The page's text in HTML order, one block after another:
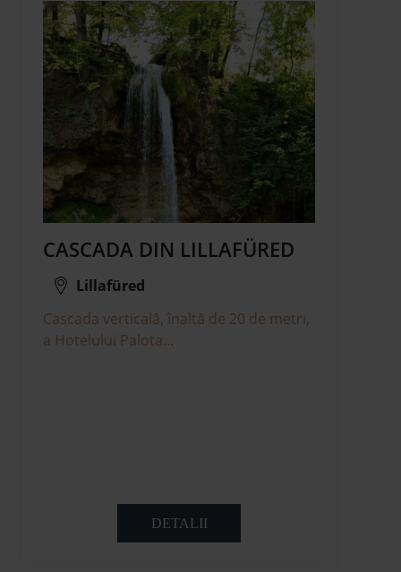
CASCADA DIN LILLAFÜRED
Lillafüred
Cascada verticală, înaltă de 20 de metri,
a Hotelului Palota...
DETALII